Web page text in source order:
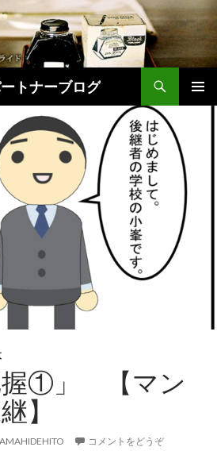
トナーブログ
握①」 【マン
】
コメントをどうぞ